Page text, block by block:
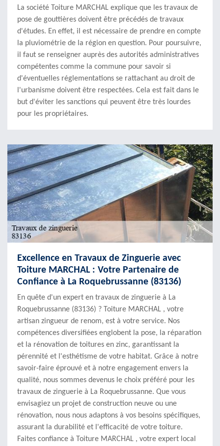
La société Toiture MARCHAL explique que les travaux de
pose de gouttières doivent être précédés de travaux
d'études. En effet, il est nécessaire de prendre en compte
la pluviométrie de la région en question. Pour poursuivre,
il faut se renseigner auprès des autorités administratives
compétentes comme la commune pour savoir si
d'éventuelles réglementations se rattachant au droit de
l'urbanisme doivent être respectées. Cela est fait dans le
but d'éviter les sanctions qui peuvent être très lourdes
pour les propriétaires.
Excellence en Travaux de Zinguerie avec
Toiture MARCHAL : Votre Partenaire de
Confiance à La Roquebrussanne (83136)
En quête d'un expert en travaux de zinguerie à La
Roquebrussanne (83136) ? Toiture MARCHAL , votre
artisan zingueur de renom, est à votre service. Nos
compétences diversifiées englobent la pose, la réparation
et la rénovation de toitures en zinc, garantissant la
pérennité et l'esthétisme de votre habitat. Grâce à notre
savoir-faire éprouvé et à notre engagement envers la
qualité, nous sommes devenus le choix préféré pour les
travaux de zinguerie à La Roquebrussanne. Que vous
envisagiez un projet de construction neuve ou une
rénovation, nous nous adaptons à vos besoins spécifiques,
assurant la durabilité et l'efficacité de votre toiture.
Faites confiance à Toiture MARCHAL , votre expert local